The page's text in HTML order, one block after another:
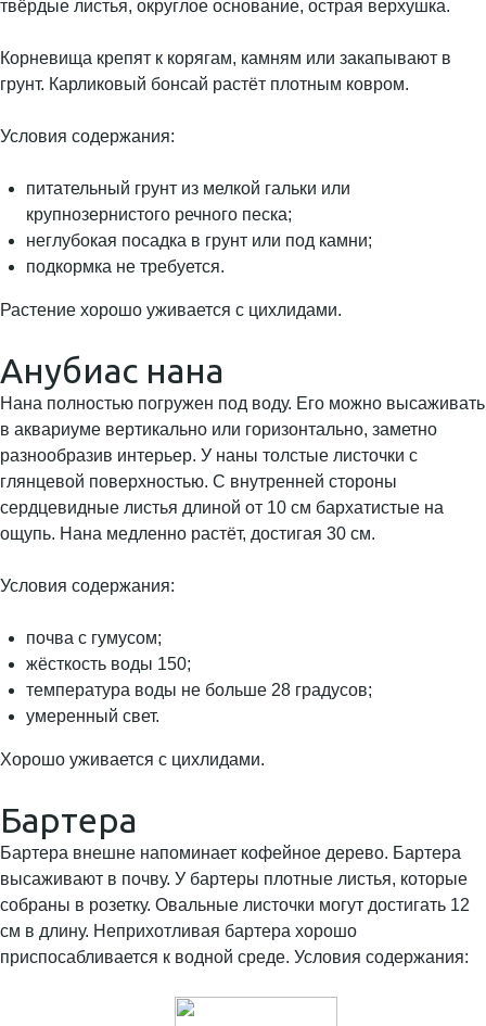
твёрдые листья, округлое основание, острая верхушка.
Корневища крепят к корягам, камням или закапывают в
грунт. Карликовый бонсай растёт плотным ковром.
Условия содержания:
питательный грунт из мелкой гальки или
крупнозернистого речного песка;
неглубокая посадка в грунт или под камни;
подкормка не требуется.
Растение хорошо уживается с цихлидами.
Анубиас нана
Нана полностью погружен под воду. Его можно высаживать
в аквариуме вертикально или горизонтально, заметно
разнообразив интерьер. У наны толстые листочки с
глянцевой поверхностью. С внутренней стороны
сердцевидные листья длиной от 10 см бархатистые на
ощупь. Нана медленно растёт, достигая 30 см.
Условия содержания:
почва с гумусом;
жёсткость воды 150;
температура воды не больше 28 градусов;
умеренный свет.
Хорошо уживается с цихлидами.
Бартера
Бартера внешне напоминает кофейное дерево. Бартера
высаживают в почву. У бартеры плотные листья, которые
собраны в розетку. Овальные листочки могут достигать 12
см в длину. Неприхотливая бартера хорошо
приспосабливается к водной среде. Условия содержания: